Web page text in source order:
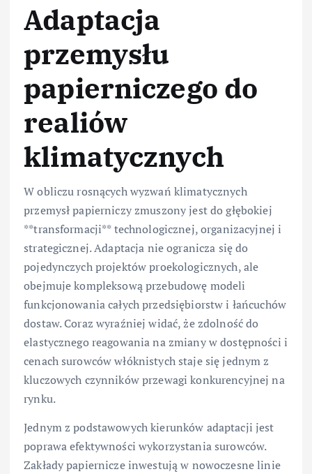
Adaptacja
przemysłu
papierniczego do
realiów
klimatycznych
W obliczu rosnących wyzwań klimatycznych
przemysł papierniczy zmuszony jest do głębokiej
**transformacji** technologicznej, organizacyjnej i
strategicznej. Adaptacja nie ogranicza się do
pojedynczych projektów proekologicznych, ale
obejmuje kompleksową przebudowę modeli
funkcjonowania całych przedsiębiorstw i łańcuchów
dostaw. Coraz wyraźniej widać, że zdolność do
elastycznego reagowania na zmiany w dostępności i
cenach surowców włóknistych staje się jednym z
kluczowych czynników przewagi konkurencyjnej na
rynku.
Jednym z podstawowych kierunków adaptacji jest
poprawa efektywności wykorzystania surowców.
Zakłady papiernicze inwestują w nowoczesne linie